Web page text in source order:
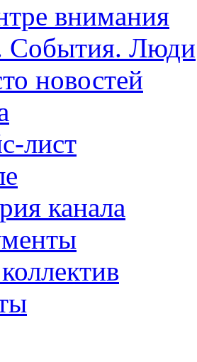
внимания
События. Люди
новостей
лист
канала